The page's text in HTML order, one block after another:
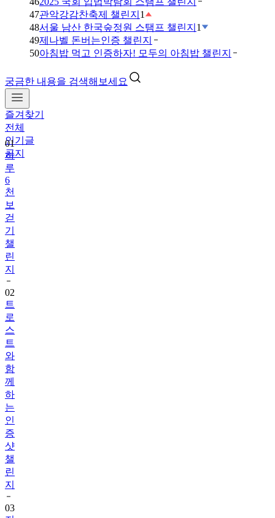
47관악강감찬축제 챌린지 1
48서울 남산 한국숲정원 스탬프 챌린지 1
49제나벨 돈버는인증 챌린지
50아침밥 먹고 인증하자! 모두의 아침밥 챌린지
궁금한 내용을 검색해보세요
즐겨찾기
전체
인기글
공지
01
하
루
6
천
보
걷
기
챌
린
지
02
트
로
스
트
와
함
께
하
는
인
증
샷
챌
린
지
03